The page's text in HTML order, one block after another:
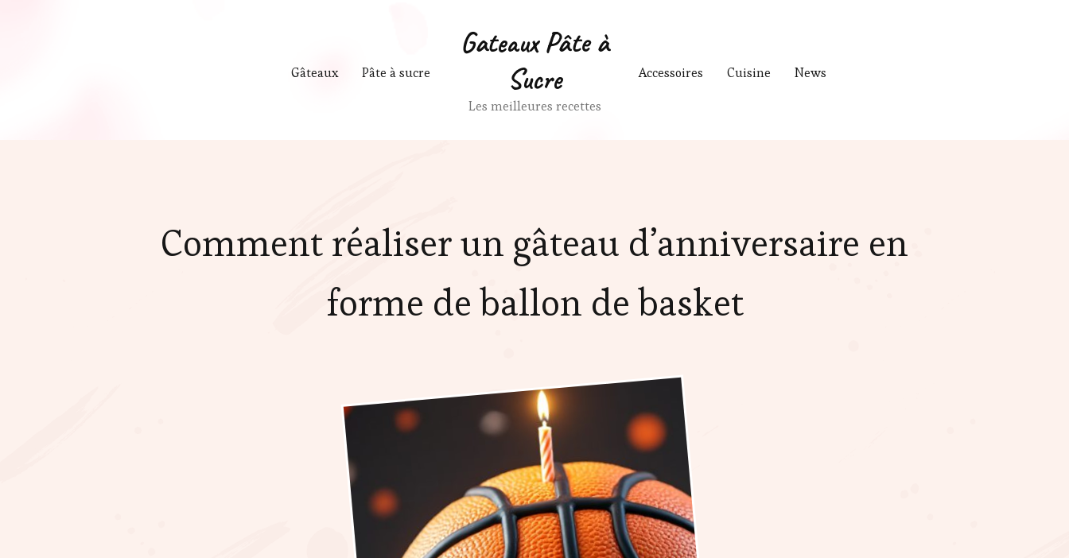
Gâteaux Pâte à sucre Accessoires Cuisine News
Gateaux Pâte à
Sucre
Les meilleures recettes
Comment réaliser un gâteau d’anniversaire en
forme de ballon de basket